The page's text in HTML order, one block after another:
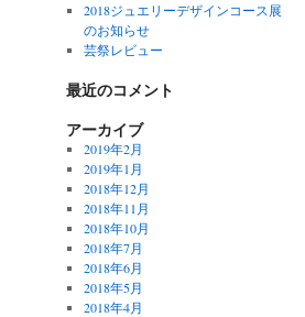
2018ジュエリーデザインコース展
のお知らせ
芸祭レビュー
最近のコメント
アーカイブ
2019年2月
2019年1月
2018年12月
2018年11月
2018年10月
2018年7月
2018年6月
2018年5月
2018年4月